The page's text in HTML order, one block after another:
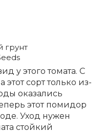
грунт
у этого томата. С
сорт только из-
оказались
этот помидор
Уход нужен
стойкий